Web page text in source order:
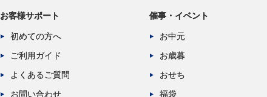
お客様サポート
初めての方へ
ご利用ガイド
よくあるご質問
お問い合わせ
催事・イベント
お中元
お歳暮
おせち
福袋